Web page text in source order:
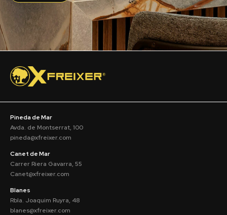
Pineda de Mar
Avda. de Montserrat, 100
pineda@xfreixer.com
Canet de Mar
Carrer Riera Gavarra, 55
Canet@xfreixer.com
Blanes
Rbla. Joaquim Ruyra, 48
blanes@xfreixer.com